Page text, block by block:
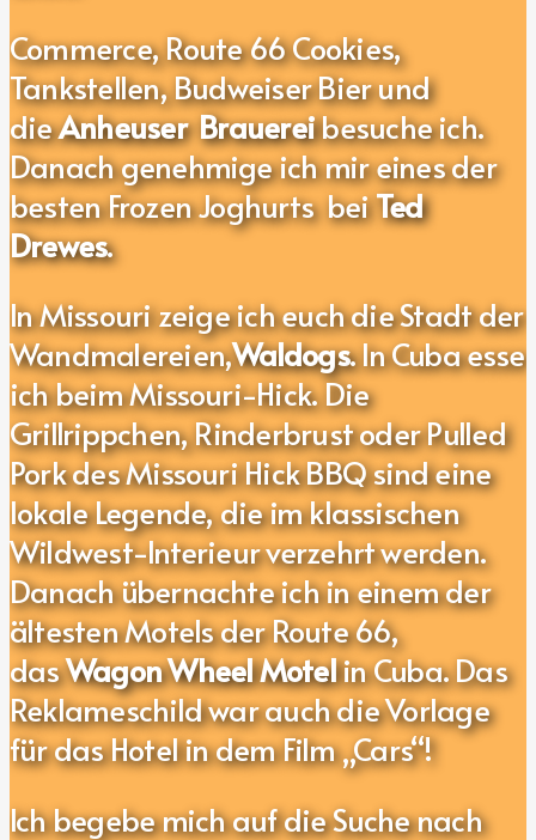
Commerce, Route 66 Cookies,
Tankstellen, Budweiser Bier und
dieAnheuser Brauereibesuche ich.
Danach genehmige ich mir eines der
besten Frozen Joghurts beiTed
Drewes.
In Missouri zeige ich euch die Stadt der
Wandmalereien,Waldogs. In Cuba esse
ich beim Missouri-Hick.Die
Grillrippchen, Rinderbrust oder Pulled
Pork des Missouri Hick BBQ sind eine
lokale Legende, die im klassischen
Wildwest-Interieur verzehrt werden.
Danachübernachte ich in einem der
ältesten Motels der Route 66,
dasWagon Wheel Motelin Cuba. Das
Reklameschild war auch die Vorlage
für das Hotel in dem Film „Cars“!
Ich begebe mich auf die Suche nach